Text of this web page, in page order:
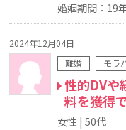
婚姻期間：19
2024年12月04日
離婚
モラ
性的DVや
料を獲得
女性 50代